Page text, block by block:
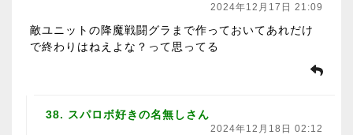
2024年12月17日 21:09
敵ユニットの降魔戦闘グラまで作っておいてあれだけ
で終わりはねえよな？って思ってる
38. スパロボ好きの名無しさん
2024年12月18日 02:12